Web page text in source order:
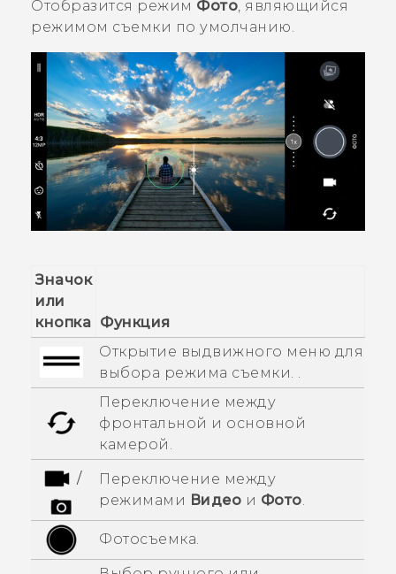
Отобразится режим Фото, являющийся
режимом съемки по умолчанию.
Значок
или
кнопка Функция
Открытие выдвижного меню для
выбора режима съемки. .
Переключение между
фронтальной и основной
камерой.
/
Переключение между
режимами Видео и Фото.
Фотосъемка.